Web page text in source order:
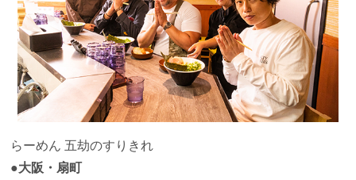
らーめん 五劫のすりきれ
●大阪・扇町